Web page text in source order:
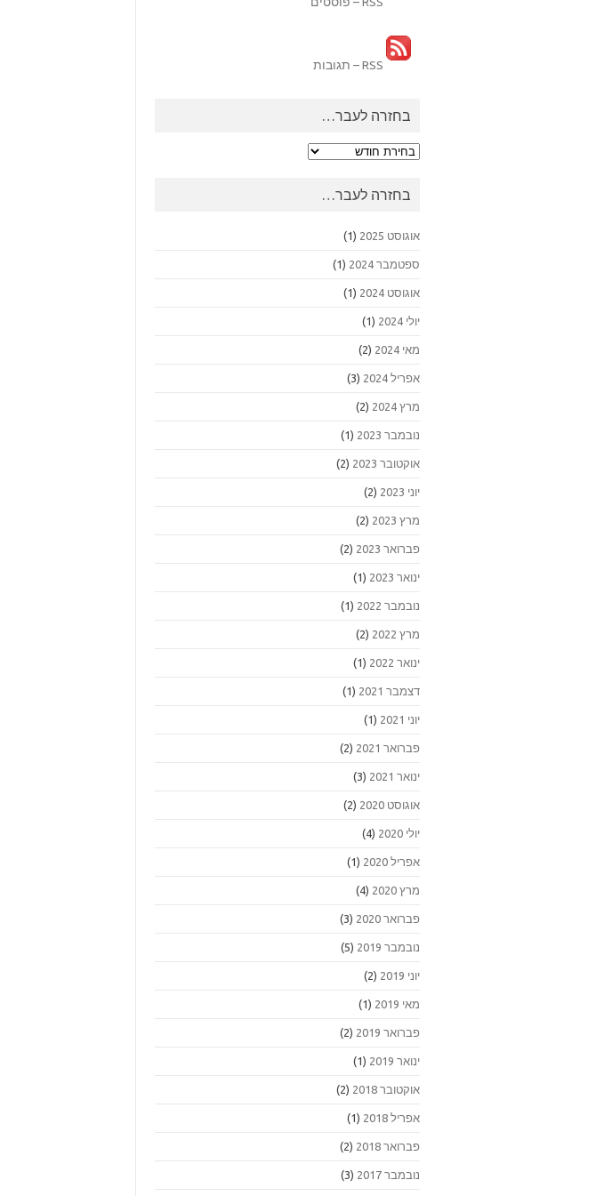
בחזרה לעבר…
בחזרה
בחזרה לעבר…
אוגוסט 2025 (1)
ספטמבר 2024 (1)
אוגוסט 2024 (1)
יולי 2024 (1)
מאי 2024 (2)
אפריל 2024 (3)
מרץ 2024 (2)
נובמבר 2023 (1)
אוקטובר 2023 (2)
יוני 2023 (2)
מרץ 2023 (2)
פברואר 2023 (2)
ינואר 2023 (1)
נובמבר 2022 (1)
מרץ 2022 (2)
ינואר 2022 (1)
דצמבר 2021 (1)
יוני 2021 (1)
פברואר 2021 (2)
ינואר 2021 (3)
אוגוסט 2020 (2)
יולי 2020 (4)
אפריל 2020 (1)
מרץ 2020 (4)
פברואר 2020 (3)
נובמבר 2019 (5)
יוני 2019 (2)
מאי 2019 (1)
פברואר 2019 (2)
ינואר 2019 (1)
אוקטובר 2018 (2)
אפריל 2018 (1)
פברואר 2018 (2)
נובמבר 2017 (3)